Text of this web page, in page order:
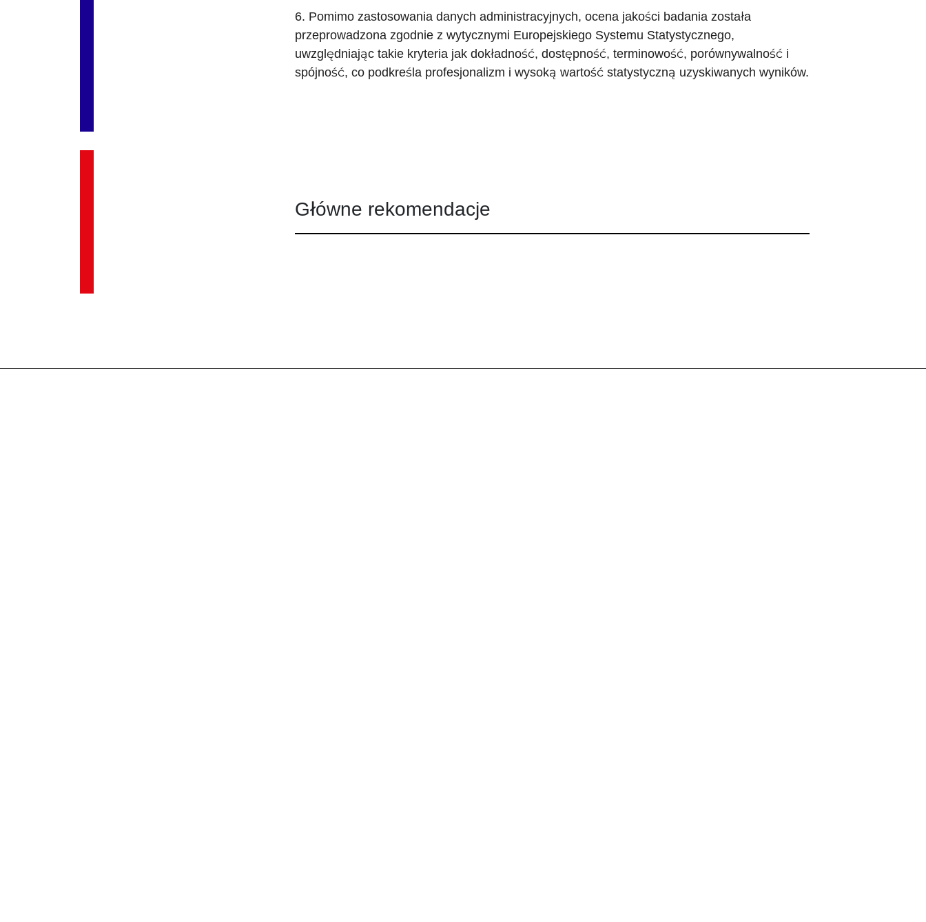
6. Pomimo zastosowania danych administracyjnych, ocena jakości badania została
przeprowadzona zgodnie z wytycznymi Europejskiego Systemu Statystycznego,
uwzględniając takie kryteria jak dokładność, dostępność, terminowość, porównywalność i
spójność, co podkreśla profesjonalizm i wysoką wartość statystyczną uzyskiwanych wyników.
Główne rekomendacje